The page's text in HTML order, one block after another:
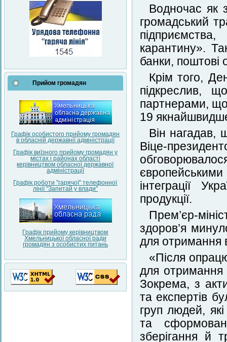
Прийом громадян
Графік особистого прийому громадян
в обласній державнії адміністрації
Графік виїзного прийому громадян у
містах і районах області
керівництвом обласної державної
адміністрації
Графік роботи "гарячої" телефонної
лінії "Запитай у влади"
Графік прийому керівництвом
Хмельницької обласної ради
громадян з особистих питань
Водночас як
громадський
карантину».
банки, поштові
Крім того,
підкреслив,
партнерами,
19
Він нагадав,
Віце-
інтеграції
продукції.
Прем’єр-
здоров’я
для отримання
«Після
для отримання
Зокрема, з
та експертів
груп людей,
та
зберігання й